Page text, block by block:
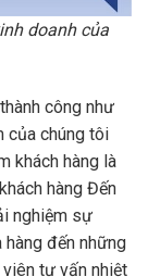
doanh của
công như
của chúng tôi
khách hàng là
hàng Đến
nghiệm sự
hàng đến những
viên tư vấn nhiệt